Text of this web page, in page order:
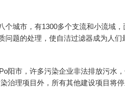
个城市，有1300多个支流和小流域
问题的处理，使自洁过滤器成为人
阳市，许多污染企业非法排放污水
治理项目外，所有其他建设项目将